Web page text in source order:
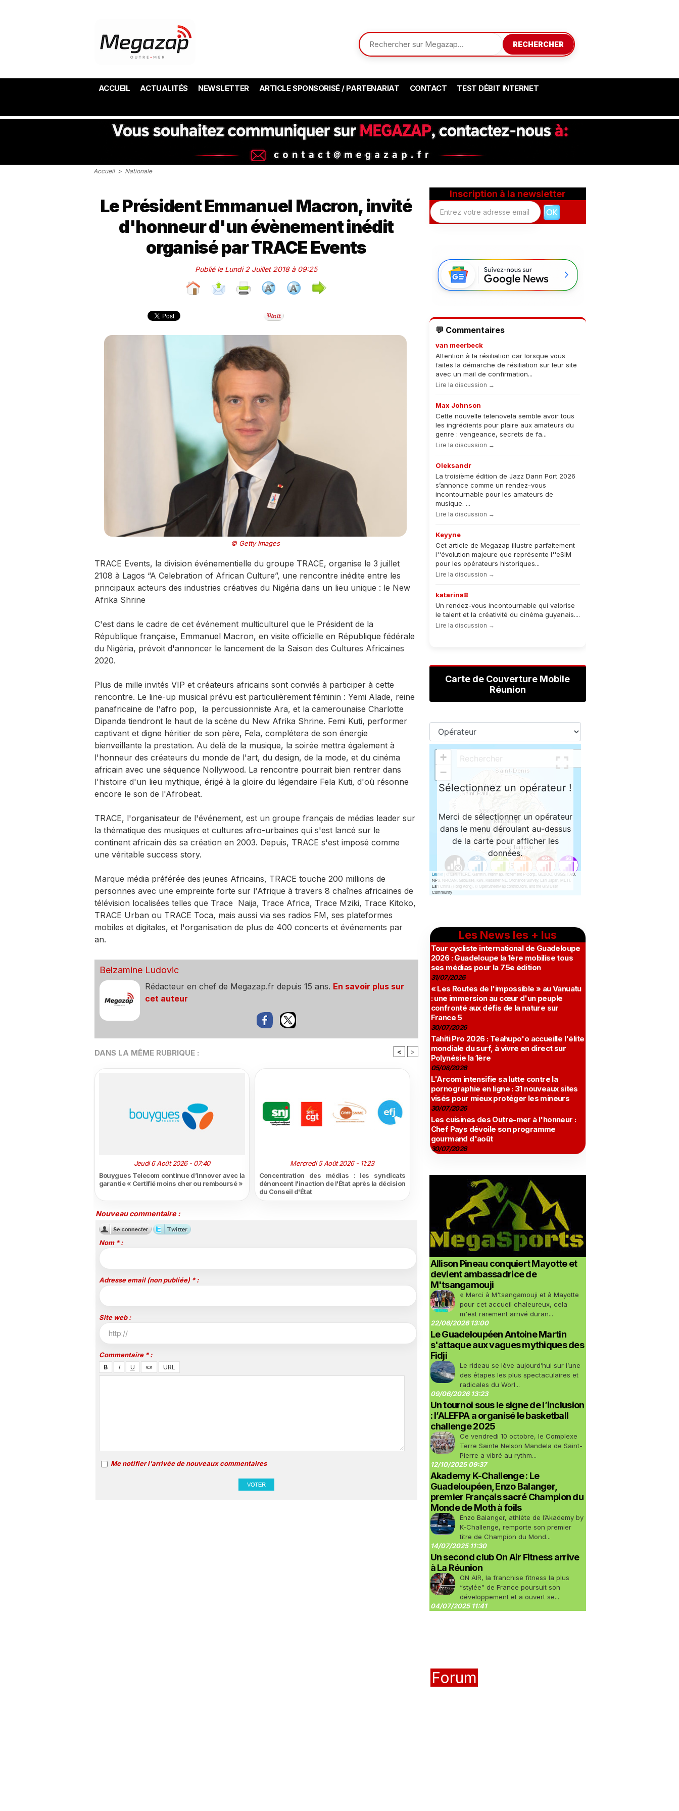
RECHERCHER
ACCUEIL ACTUALITÉS NEWSLETTER ARTICLE SPONSORISÉ / PARTENARIAT CONTACT TEST DÉBIT INTERNET
Accueil > Nationale
Le Président Emmanuel Macron, invité
d'honneur d'un évènement inédit
organisé par TRACE Events
Publié le Lundi 2 Juillet 2018 à 09:25
© Getty Images
TRACE Events, la division événementielle du groupe TRACE, organise le 3 juillet
2108 à Lagos “A Celebration of African Culture”, une rencontre inédite entre les
principaux acteurs des industries créatives du Nigéria dans un lieu unique : le New
Afrika Shrine
C'est dans le cadre de cet événement multiculturel que le Président de la
République française, Emmanuel Macron, en visite officielle en République fédérale
du Nigéria, prévoit d'annoncer le lancement de la Saison des Cultures Africaines
2020.
Plus de mille invités VIP et créateurs africains sont conviés à participer à cette
rencontre. Le line-up musical prévu est particulièrement féminin : Yemi Alade, reine
panafricaine de l'afro pop, la percussionniste Ara, et la camerounaise Charlotte
Dipanda tiendront le haut de la scène du New Afrika Shrine. Femi Kuti, performer
captivant et digne héritier de son père, Fela, complétera de son énergie
bienveillante la prestation. Au delà de la musique, la soirée mettra également à
l'honneur des créateurs du monde de l'art, du design, de la mode, et du cinéma
africain avec une séquence Nollywood. La rencontre pourrait bien rentrer dans
l'histoire d'un lieu mythique, érigé à la gloire du légendaire Fela Kuti, d'où résonne
encore le son de l'Afrobeat.
TRACE, l'organisateur de l'événement, est un groupe français de médias leader sur
la thématique des musiques et cultures afro-urbaines qui s'est lancé sur le
continent africain dès sa création en 2003. Depuis, TRACE s'est imposé comme
une véritable success story.
Marque média préférée des jeunes Africains, TRACE touche 200 millions de
personnes avec une empreinte forte sur l'Afrique à travers 8 chaînes africaines de
télévision localisées telles que Trace Naija, Trace Africa, Trace Mziki, Trace Kitoko,
TRACE Urban ou TRACE Toca, mais aussi via ses radios FM, ses plateformes
mobiles et digitales, et l'organisation de plus de 400 concerts et événements par
an.
Belzamine Ludovic
Rédacteur en chef de Megazap.fr depuis 15 ans. En savoir plus sur
cet auteur
DANS LA MÊME RUBRIQUE : < >
Jeudi 6 Août 2026 - 07:40
Bouygues Telecom continue d’innover avec la
garantie « Certifié moins cher ou remboursé »
Mercredi 5 Août 2026 - 11:23
Concentration des médias : les syndicats
dénoncent l'inaction de l'État après la décision
du Conseil d'État
Nouveau commentaire :
Nom * :
Adresse email (non publiée) * :
Site web :
Commentaire * :
Me notifier l'arrivée de nouveaux commentaires
Inscription à la newsletter
💬 Commentaires
van meerbeck
Attention à la résiliation car lorsque vous
faites la démarche de résiliation sur leur site
avec un mail de confirmation...
Lire la discussion →
Max Johnson
Cette nouvelle telenovela semble avoir tous
les ingrédients pour plaire aux amateurs du
genre : vengeance, secrets de fa...
Lire la discussion →
Oleksandr
La troisième édition de Jazz Dann Port 2026
s’annonce comme un rendez-vous
incontournable pour les amateurs de
musique. ...
Lire la discussion →
Keyyne
Cet article de Megazap illustre parfaitement
l''évolution majeure que représente l''eSIM
pour les opérateurs historiques...
Lire la discussion →
katarina8
Un rendez-vous incontournable qui valorise
le talent et la créativité du cinéma guyanais....
Lire la discussion →
Carte de Couverture Mobile
Réunion
Les News les + lus
Tour cycliste international de Guadeloupe
2026 : Guadeloupe la 1ère mobilise tous
ses médias pour la 75e édition
31/07/2026
« Les Routes de l'impossible » au Vanuatu
: une immersion au cœur d'un peuple
confronté aux défis de la nature sur
France 5
30/07/2026
Tahiti Pro 2026 : Teahupo'o accueille l'élite
mondiale du surf, à vivre en direct sur
Polynésie la 1ère
05/08/2026
L'Arcom intensifie sa lutte contre la
pornographie en ligne : 31 nouveaux sites
visés pour mieux protéger les mineurs
30/07/2026
Les cuisines des Outre-mer à l'honneur :
Chef Pays dévoile son programme
gourmand d'août
30/07/2026
Allison Pineau conquiert Mayotte et
devient ambassadrice de
M'tsangamouji
« Merci à M'tsangamouji et à Mayotte
pour cet accueil chaleureux, cela
m'est rarement arrivé duran...
22/06/2026 13:00
Le Guadeloupéen Antoine Martin
s'attaque aux vagues mythiques des
Fidji
Le rideau se lève aujourd’hui sur l’une
des étapes les plus spectaculaires et
radicales du Worl...
09/06/2026 13:23
Un tournoi sous le signe de l’inclusion
: l’ALEFPA a organisé le basketball
challenge 2025
Ce vendredi 10 octobre, le Complexe
Terre Sainte Nelson Mandela de Saint-
Pierre a vibré au rythm...
12/10/2025 09:37
Akademy K-Challenge : Le
Guadeloupéen, Enzo Balanger,
premier Français sacré Champion du
Monde de Moth à foils
Enzo Balanger, athlète de l’Akademy by
K-Challenge, remporte son premier
titre de Champion du Mond...
14/07/2025 11:30
Un second club On Air Fitness arrive
à La Réunion
ON AIR, la franchise fitness la plus
“stylée” de France poursuit son
développement et a ouvert se...
04/07/2025 11:41
Forum